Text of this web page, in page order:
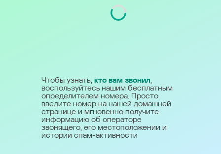
Чтобы узнать, кто вам звонил,
воспользуйтесь нашим бесплатным
определителем номера. Просто
введите номер на нашей домашней
странице и мгновенно получите
информацию об операторе
звонящего, его местоположении и
истории спам-активности